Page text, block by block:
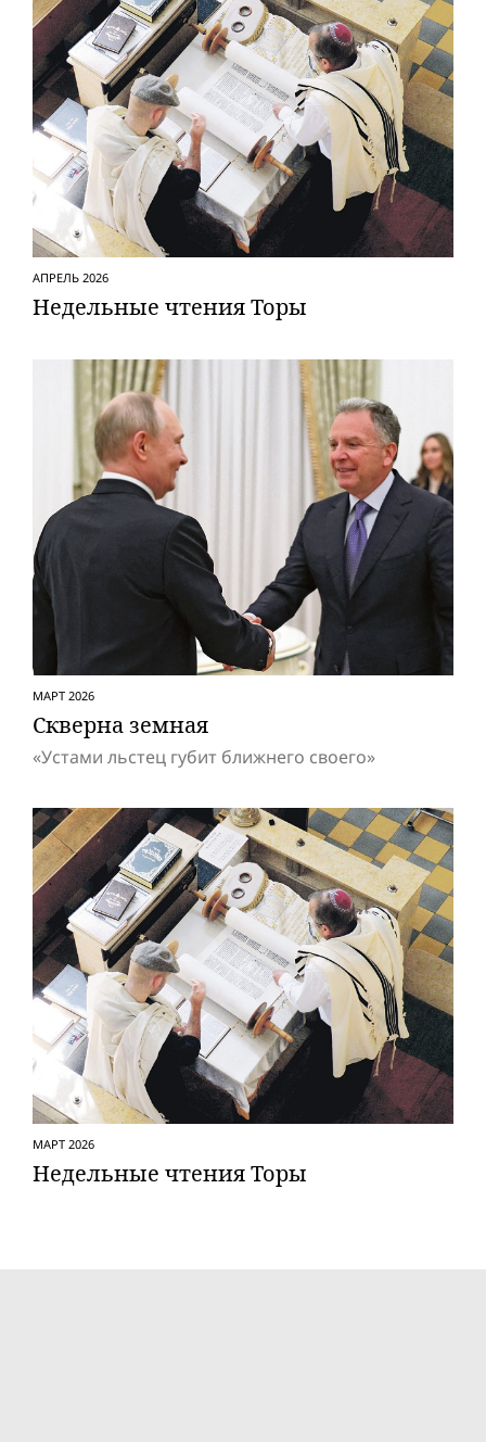
АПРЕЛЬ 2026
Недельные чтения Торы
МАРТ 2026
Скверна земная
«Устами льстец губит ближнего своего»
МАРТ 2026
Недельные чтения Торы